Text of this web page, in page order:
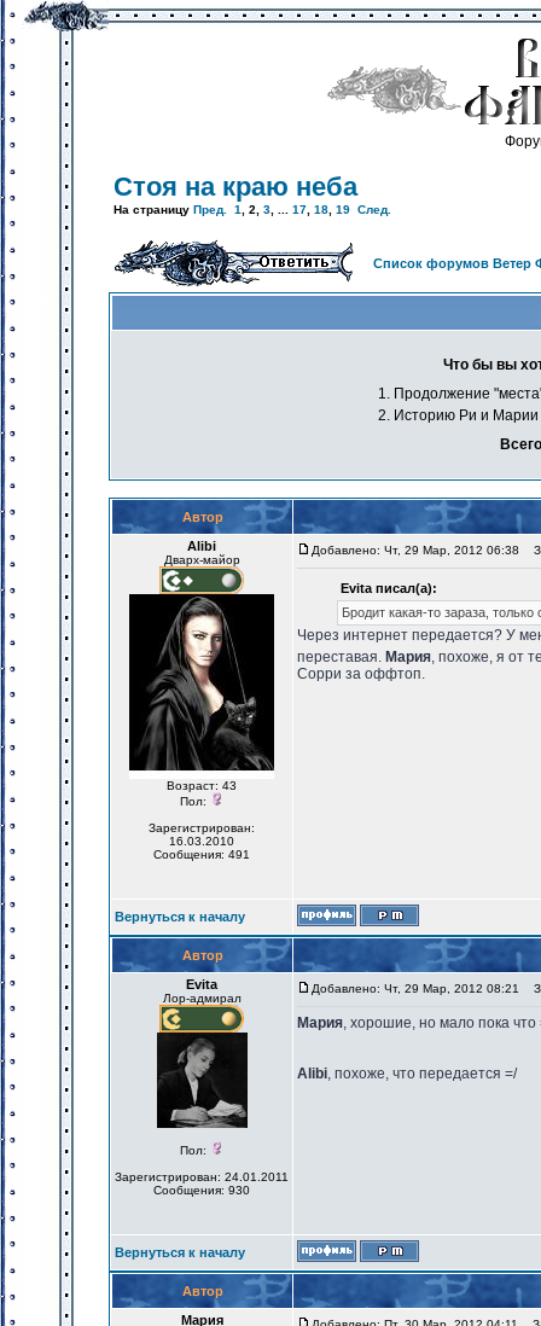
Стоя на краю неба
На страницу Пред. 1 2 3 17 18 19 След.
Список форумов Ветер
Что бы вы
1. Продолжение
2. Историю Ри и Марии
Автор
Alibi
Дварх-майор
Возраст: 43
Пол:
Зарегистрирован:
16.03.2010
Сообщения: 491
Добавлено: Чт, 29 Мар, 2012 06:38
Evita писал(а):
Бродит какая-то зараза,
Через интернет передается? У
переставая. Мария, похоже, я от
Сорри за оффтоп.
Вернуться к началу
Автор
Evita
Лор-адмирал
Пол:
Зарегистрирован: 24.01.2011
Сообщения: 930
Добавлено: Чт, 29 Мар, 2012 08:21
Мария, хорошие, но мало пока что
Alibi, похоже, что передается =/
Вернуться к началу
Автор
Мария